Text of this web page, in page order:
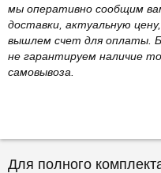
мы оперативно сообщим
доставки, актуальную
вышлем счет для оплаты.
не гарантируем наличие
самовывоза.
Для полного